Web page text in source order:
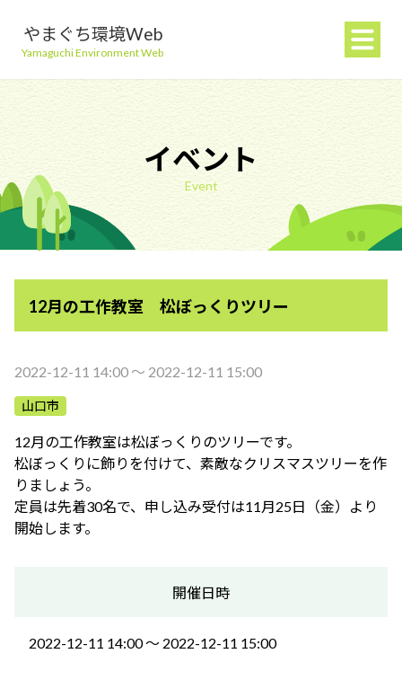
やまぐち環境Web
Yamaguchi Environment Web
地球温暖化を防ぐ
ごみを減らす
自然環境を守る
ふれあう・学ぶ
イベント
Event
12月の工作教室 松ぼっくりツリー
2022-12-11 14:00 〜 2022-12-11 15:00
山口市
12月の工作教室は松ぼっくりのツリーです。
松ぼっくりに飾りを付けて、素敵なクリスマスツリーを作
りましょう。
定員は先着30名で、申し込み受付は11月25日（金）より
開始します。
開催日時
2022-12-11 14:00 〜 2022-12-11 15:00